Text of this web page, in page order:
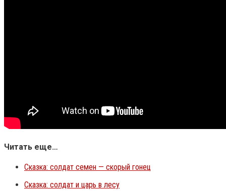
Читать еще…
Сказка: солдат семен — скорый гонец
Сказка: солдат и царь в лесу